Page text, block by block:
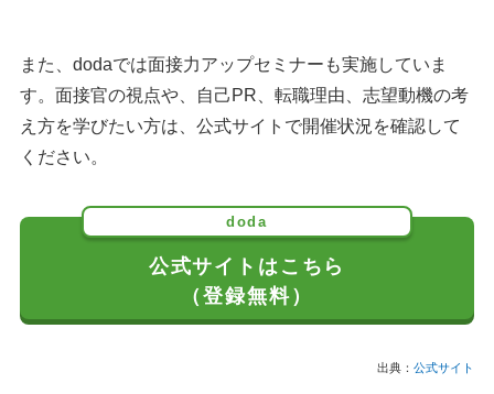
また、dodaでは面接力アップセミナーも実施していま
す。面接官の視点や、自己PR、転職理由、志望動機の考
え方を学びたい方は、公式サイトで開催状況を確認して
ください。
doda
公式サイトはこちら
（登録無料）
出典： 公式サイト